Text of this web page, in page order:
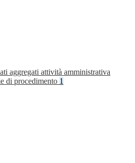
aggregati attività amministrativa
di procedimento 1